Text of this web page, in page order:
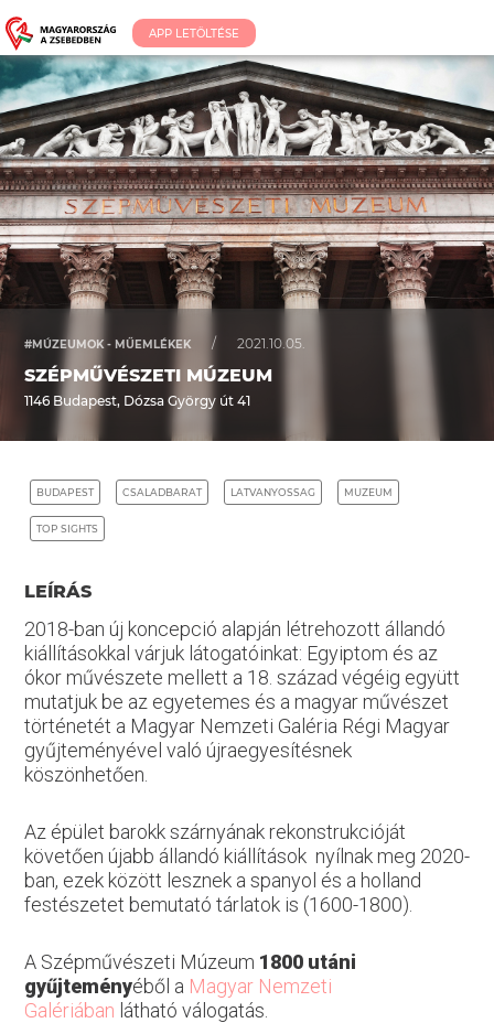
APP LETÖLTÉSE
#MÚZEUMOK - MŰEMLÉKEK / 2021.10.05.
SZÉPMŰVÉSZETI MÚZEUM
1146 Budapest, Dózsa György út 41
BUDAPEST CSALADBARAT LATVANYOSSAG MUZEUM
TOP SIGHTS
LEÍRÁS
2018-ban új koncepció alapján létrehozott állandó
kiállításokkal várjuk látogatóinkat: Egyiptom és az
ókor művészete mellett a 18. század végéig együtt
mutatjuk be az egyetemes és a magyar művészet
történetét a Magyar Nemzeti Galéria Régi Magyar
gyűjteményével való újraegyesítésnek
köszönhetően.
Az épület barokk szárnyának rekonstrukcióját
követően újabb állandó kiállítások nyílnak meg 2020-
ban, ezek között lesznek a spanyol és a holland
festészetet bemutató tárlatok is (1600-1800).
A Szépművészeti Múzeum 1800 utáni
gyűjteményéből a Magyar Nemzeti
Galériában látható válogatás.